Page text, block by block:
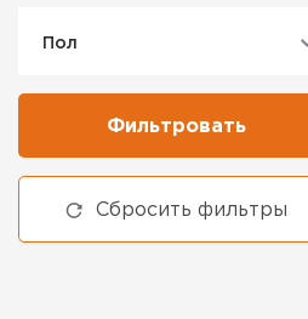
Пол
Фильтровать
Сбросить фильтры